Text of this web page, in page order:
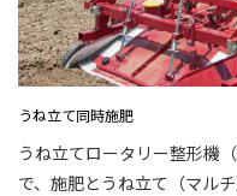
うね立て同時施肥
うね立てロータリー整形機
で、施肥とうね立て（マル